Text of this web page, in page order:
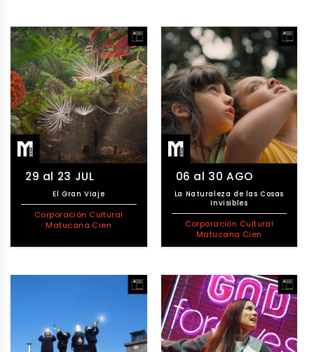
29 al 23 JUL
El Gran Viaje
Corporación Cultural
Matucana Cien
06 al 30 AGO
La Naturaleza de las Cosas
Invisibles
Corporación Cultural
Matucana Cien